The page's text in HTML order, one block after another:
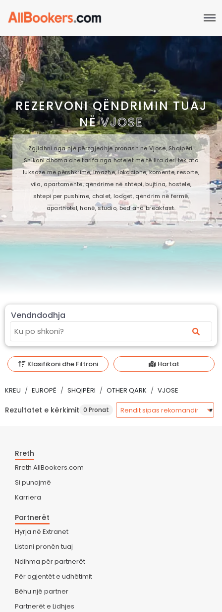
REZERVONI QËNDRIMIN TUAJ
NËVJOSE
Zgjidhni nga një përzgjedhje pronash në Vjose, Shqipëri.
Shikoni dhoma dhe tarifa nga hotelet më të lira deri tek ato
luksoze me përshkrime, imazhe, lokacione, komente, resorte,
vila, apartamente, qëndrime në shtëpi, bujtina, hostele,
shtepi per pushime, chalet, lodget, qëndrim në fermë,
aparthotel, hanë, studio, bed and breakfast.
Vendndodhja
Klasifikoni dhe Filtroni Hartat
KREU EUROPË SHQIPËRI OTHER QARK VJOSE
Rezultatet e kërkimit 0 Pronat
Rreth
Rreth AllBookers.com
Si punojmë
Karriera
Partnerët
Hyrja në Extranet
Listoni pronën tuaj
Ndihma për partnerët
Për agjentët e udhëtimit
Bëhu një partner
Partnerët e Lidhjes